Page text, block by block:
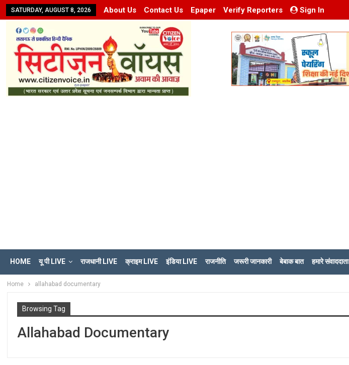
SATURDAY, AUGUST 8, 2026 About Us Contact Us Epaper Verify Reporters Sign In
HOME यू पी LIVE राजधानी LIVE क्राइम LIVE इंडिया LIVE राजनीति जरूरी जानकारी बेबाक बात हमारे संवाददाता
Home allahabad documentary
Browsing Tag
Allahabad Documentary